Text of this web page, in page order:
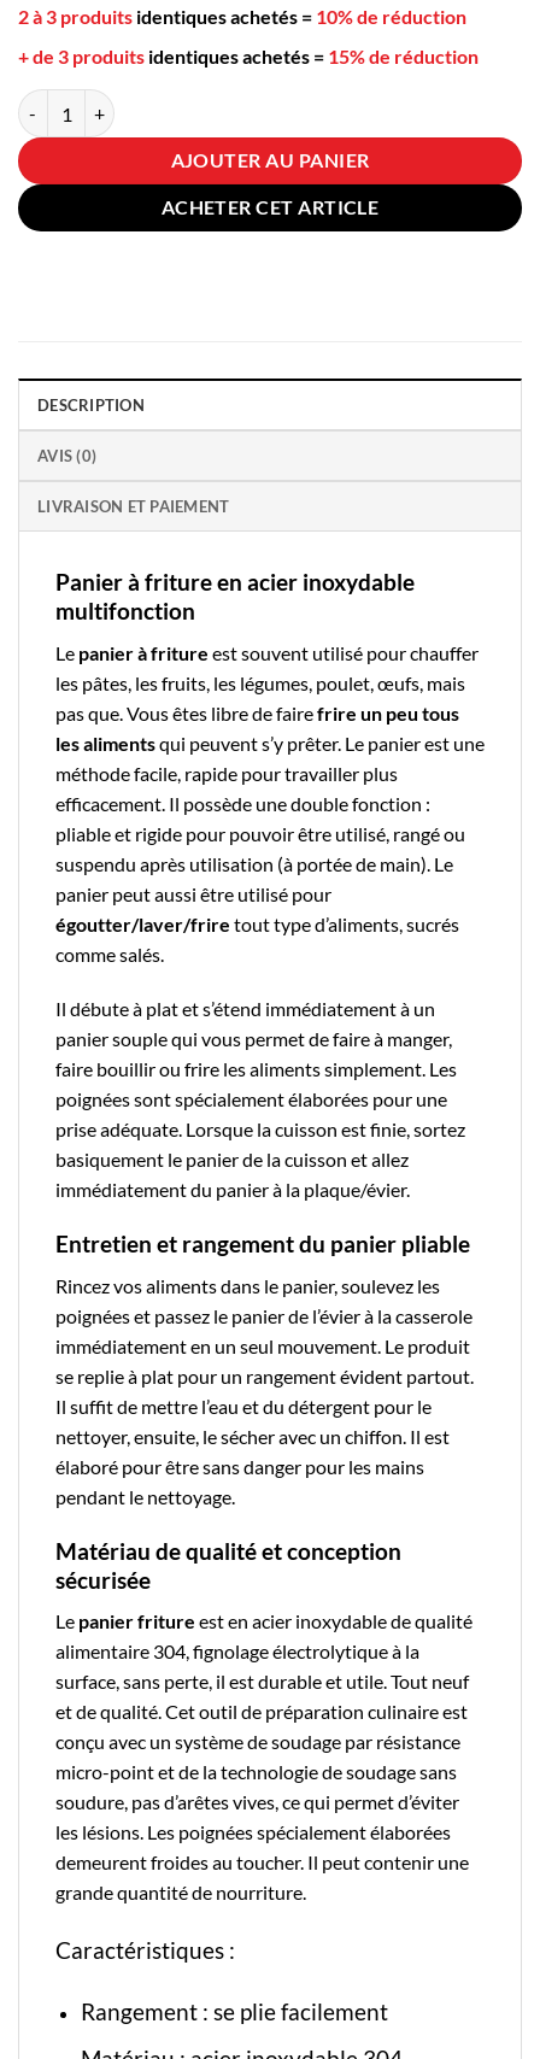
2 à 3 produits identiques achetés = 10% de réduction
+ de 3 produits identiques achetés = 15% de réduction
quantité de Panier à friture
AJOUTER AU PANIER
ACHETER CET ARTICLE
DESCRIPTION
AVIS (0)
LIVRAISON ET PAIEMENT
Panier à friture en acier inoxydable
multifonction
Le panier à friture est souvent utilisé pour chauffer
les pâtes, les fruits, les légumes, poulet, œufs, mais
pas que. Vous êtes libre de fairefrire un peu tous
les alimentsqui peuvent s’y prêter. Le panier est une
méthode facile, rapide pour travailler plus
efficacement. Il possède une double fonction :
pliable et rigide pour pouvoir être utilisé, rangé ou
suspendu après utilisation (à portée de main). Le
panier peut aussi être utilisé pour
égoutter/laver/frire tout type d’aliments, sucrés
comme salés.
Il débute à plat et s’étend immédiatement à un
panier souple qui vous permet de faire à manger,
faire bouillir ou frire les aliments simplement. Les
poignées sont spécialement élaborées pour une
prise adéquate. Lorsque la cuisson est finie, sortez
basiquement le panier de la cuisson et allez
immédiatement du panier à la plaque/évier.
Entretien et rangement du panier pliable
Rincez vos aliments dans le panier, soulevez les
poignées et passez le panier de l’évier à la casserole
immédiatement en un seul mouvement. Le produit
se replie à plat pour un rangement évident partout.
Il suffit de mettre l’eau et du détergent pour le
nettoyer, ensuite, le sécher avec un chiffon. Il est
élaboré pour être sans danger pour les mains
pendant le nettoyage.
Matériau de qualité et conception
sécurisée
Le panier friture est en acier inoxydable de qualité
alimentaire 304, fignolage électrolytique à la
surface, sans perte, il est durable et utile. Tout neuf
et de qualité. Cet outil de préparation culinaireest
conçu avec un système de soudage par résistance
micro-point et de la technologie de soudage sans
soudure, pas d’arêtes vives, ce qui permet d’éviter
les lésions. Les poignées spécialement élaborées
demeurent froides au toucher. Il peut contenir une
grande quantité de nourriture.
Caractéristiques :
Rangement : se plie facilement